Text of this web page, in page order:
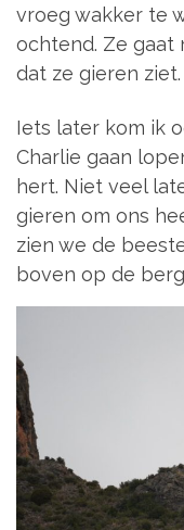
vroeg wakker te
ochtend. Ze
dat ze gieren ziet.
Iets later kom ik
Charlie gaan
hert. Niet veel
gieren om ons
zien we de
boven op de